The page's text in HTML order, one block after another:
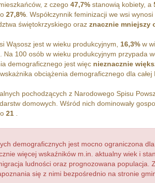
z czego 47,7%stanowią kobiety, a
27,8%. Współczynnik feminizacji we wsi wynosi
świętokrzyskiego oraz znacznie mniejszy
Wąsosz jest w wieku produkcyjnym, 16,3%w
Na 100 osób w wieku produkcyjnym przypada
demograficznego jest więc nieznacznie
wskażnika obciążenia demograficznego dla całej
pochodzących z Narodowego Spisu
domowych. Wśród nich dominowały
21.
demograficznych jest mocno ograniczona
więcej wskaźników m.in. aktualny wiek i
ludności oraz prognozowana populacja.
się z nimi bezpośrednio na stronie